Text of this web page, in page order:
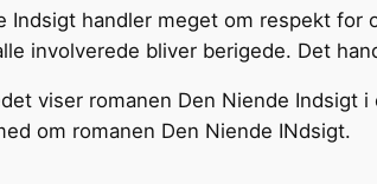
Indsigt handler meget om respekt
involverede bliver berigede. Det
om romanen Den Niende INdsigt.